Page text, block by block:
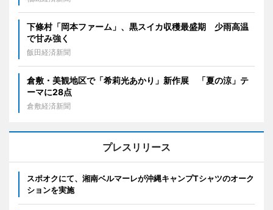
下條村「岡本ファーム」、黒スイカ収穫最盛期 少雨高温
で甘み強く
飯田経済新聞
倉敷・美観地区で「希莉光あかり」新作展 「夏の涼」テ
ーマに28点
倉敷経済新聞
プレスリリース
スポオクにて、湘南ベルマーレが沖縄キャンプTシャツのオーク
ションを実施